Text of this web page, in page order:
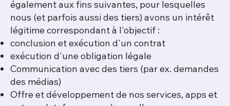
également aux fins suivantes, pour lesquelles
nous (et parfois aussi des tiers) avons un intérêt
légitime correspondant à l'objectif :
conclusion et exécution d'un contrat
exécution d'une obligation légale
Communication avec des tiers (par ex. demandes
des médias)
Offre et développement de nos services, apps et